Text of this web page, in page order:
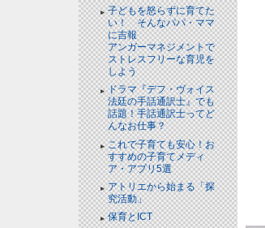
子どもを怒らずに育てた
い！ そんなパパ・ママ
に吉報
アンガーマネジメントで
ストレスフリーな育児を
しよう
ドラマ『デフ・ヴォイス
法廷の手話通訳士』でも
話題！手話通訳士ってど
んなお仕事？
これで子育ても安心！お
すすめの子育てメディ
ア・アプリ5選
アトリエから始まる「探
究活動」
保育とICT